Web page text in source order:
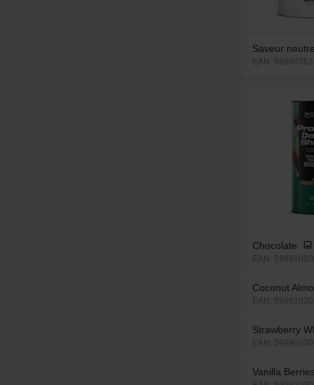
Saveur neutre
EAN:
Chocolate
EAN:
Coconut
EAN:
Strawberry
EAN:
Vanilla Berries